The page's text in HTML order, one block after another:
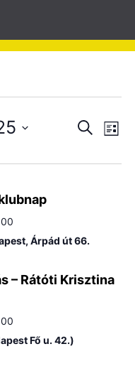
Keresett
Lista
Árpád út 66.
– Rátóti Krisztina
Fő u. 42.)